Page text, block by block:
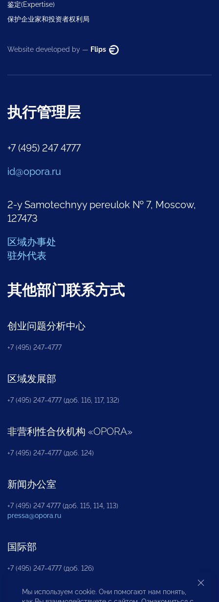
鉴定(Expertise)
保护企业家和投资者权利局
Website developed by — Flips
执行管理层
+7 (495) 247 4777
id@opora.ru
2-y Samotechnyy pereulok № 7, Moscow,
127473
区域办事处
驻外代表
其他部门联系方式
创业问题分析中心
+7 (495) 247-4777
区域发展部
+7 (495) 247-4777 (доб. 116, 117, 132)
非营利性合伙机构 «OPORA»
+7 (495) 247-4777 (доб. 124)
新闻办公室
+7 (495) 247 4777 (доб. 115, 114, 113)
pressa@opora.ru
国际部
+7 (495) 247-4777 (доб. 126)
Мы используем cookie. Они помогают нам понять,